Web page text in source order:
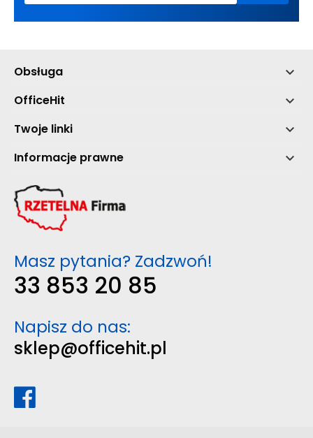
Obsługa 
OfficeHit 
Twoje linki 
Informacje prawne 
Masz pytania? Zadzwoń!
33 853 20 85
Napisz do nas:
sklep@officehit.pl